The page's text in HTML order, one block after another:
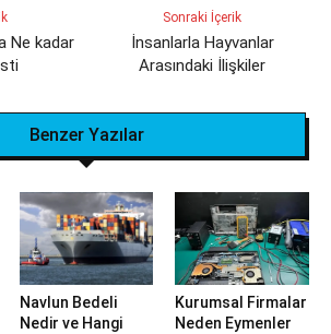
Ne kadar
Sonraki İçerik
İnsanlarla Hayvanlar
Arasındaki İlişkiler
Benzer Yazılar
Navlun Bedeli
Nedir ve Hangi
Kurumsal Firmalar
Neden Eymenler